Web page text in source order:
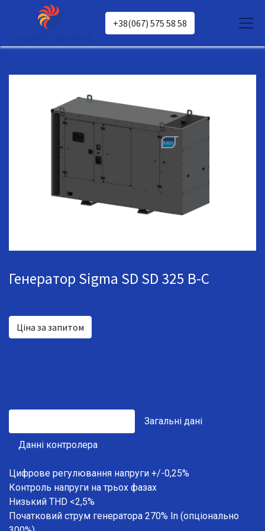
+38(067) 575 58 58
Генератор Sigma SD SD 325 B-C
Ціна за запитом
Загальні дані
Данні контролера
Цифрове регулювання напруги +/-0,25%
Контроль напруги на трьох фазах
Низький THD <2,5%
Початковий струм генератора 270% In (опціонально